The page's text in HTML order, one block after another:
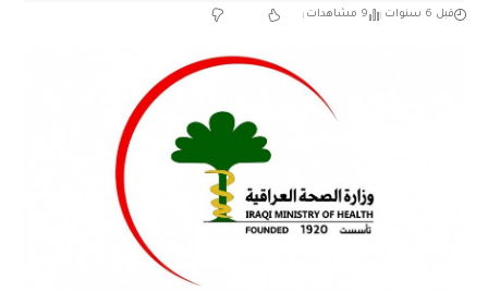
قبل 6 سنوات 9 مشاهدات